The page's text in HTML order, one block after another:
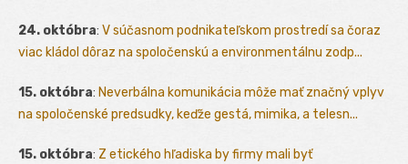
24. októbra: V súčasnom podnikateľskom prostredí sa čoraz
viac kládol dôraz na spoločenskú a environmentálnu zodp...
15. októbra: Neverbálna komunikácia môže mať značný vplyv
na spoločenské predsudky, keďže gestá, mimika, a telesn...
15. októbra: Z etického hľadiska by firmy mali byť